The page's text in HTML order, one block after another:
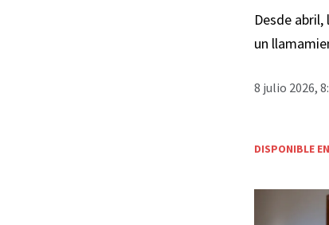
Desde
un
8 julio 2026,
DISPONIBLE